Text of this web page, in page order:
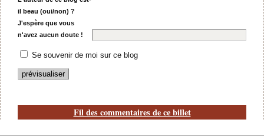
il beau (oui/non) ?
J'espère que vous
n'avez aucun doute !
Se souvenir de moi sur ce blog
Fil des commentaires de ce billet